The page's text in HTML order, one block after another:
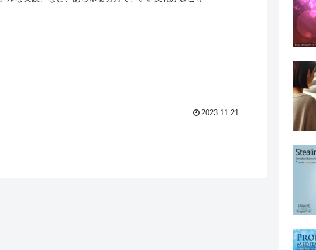
2023.11.21